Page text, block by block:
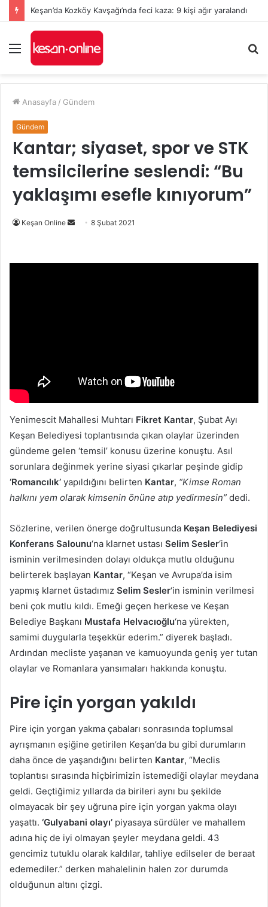
Keşan’da Kozköy Kavşağı’nda feci kaza: 9 kişi ağır yaralandı
Menü
...
Anasayfa / Gündem
Gündem
Kantar; siyaset, spor ve STK
temsilcilerine seslendi: “Bu
yaklaşımı esefle kınıyorum”
Keşan Online
Bir
göndermek
8 Şubat 2021
Yenimescit Mahallesi Muhtarı Fikret Kantar, Şubat Ayı
Keşan Belediyesi toplantısında çıkan olaylar üzerinden
gündeme gelen ‘temsil’ konusu üzerine konuştu. Asıl
sorunlara değinmek yerine siyasi çıkarlar peşinde gidip
‘Romancılık’ yapıldığını belirten Kantar, “Kimse Roman
halkını yem olarak kimsenin önüne atıp yedirmesin” dedi.
Sözlerine, verilen önerge doğrultusunda Keşan Belediyesi
Konferans Salounu‘na klarnet ustası Selim Sesler‘in
isminin verilmesinden dolayı oldukça mutlu olduğunu
belirterek başlayan Kantar, “Keşan ve Avrupa’da isim
yapmış klarnet üstadımız Selim Sesler‘in isminin verilmesi
beni çok mutlu kıldı. Emeği geçen herkese ve Keşan
Belediye Başkanı Mustafa Helvacıoğlu‘na yürekten,
samimi duygularla teşekkür ederim.” diyerek başladı.
Ardından mecliste yaşanan ve kamuoyunda geniş yer tutan
olaylar ve Romanlara yansımaları hakkında konuştu.
Pire için yorgan yakıldı
Pire için yorgan yakma çabaları sonrasında toplumsal
ayrışmanın eşiğine getirilen Keşan’da bu gibi durumların
daha önce de yaşandığını belirten Kantar, “Meclis
toplantısı sırasında hiçbirimizin istemediği olaylar meydana
geldi. Geçtiğimiz yıllarda da birileri aynı bu şekilde
olmayacak bir şey uğruna pire için yorgan yakma olayı
yaşattı. ‘Gulyabani olayı’ piyasaya sürdüler ve mahallem
adına hiç de iyi olmayan şeyler meydana geldi. 43
gencimiz tutuklu olarak kaldılar, tahliye edilseler de beraat
edemediler.” derken mahalelinin halen zor durumda
olduğunun altını çizgi.